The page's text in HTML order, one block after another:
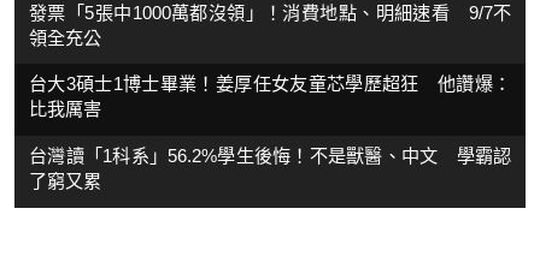
發票「5張中1000萬都沒領」！消費地點、明細速看 9/7不
領全充公
台大3碩士1博士畢業！姜厚任女友童芯學歷超狂 他讚爆：
比我厲害
台灣讀「1科系」56.2%學生後悔！不是獸醫、中文 學霸認
了窮又累